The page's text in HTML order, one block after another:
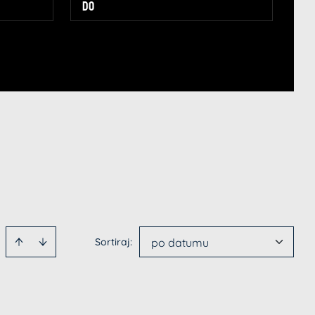
Sortiraj: po datumu